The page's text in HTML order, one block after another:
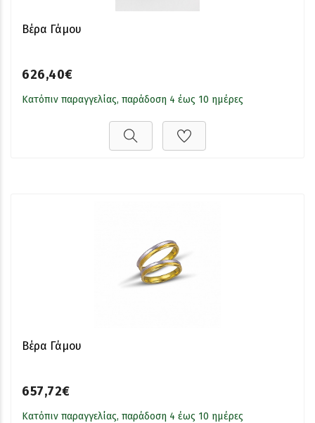
Βέρα Γάμου
626,40€
Κατόπιν παραγγελίας, παράδοση 4 έως 10 ημέρες
Βέρα Γάμου
657,72€
Κατόπιν παραγγελίας, παράδοση 4 έως 10 ημέρες